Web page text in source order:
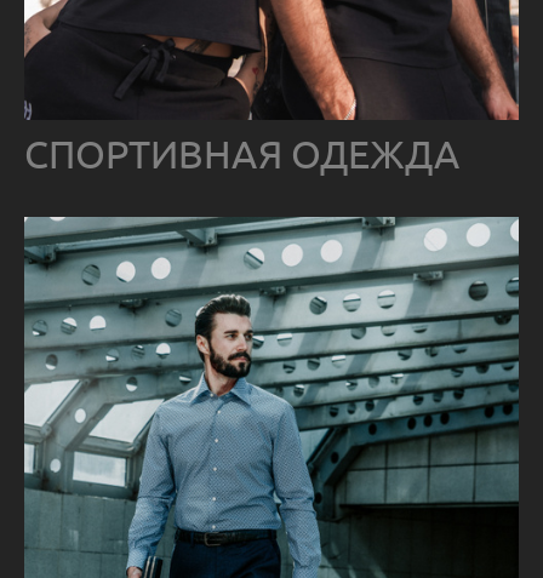
СПОРТИВНАЯ ОДЕЖДА